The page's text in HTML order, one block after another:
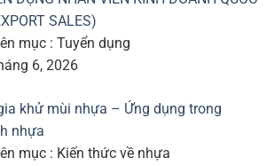
SALES)
mục : Tuyển dụng
6, 2026
khử mùi nhựa – Ứng dụng trong
nhựa
mục : Kiến thức về nhựa